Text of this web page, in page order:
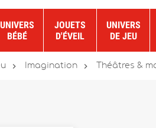
UNIVERS
BÉBÉ
JOUETS
D'ÉVEIL
UNIVERS
DE JEU
 Imagination  Théâtres &